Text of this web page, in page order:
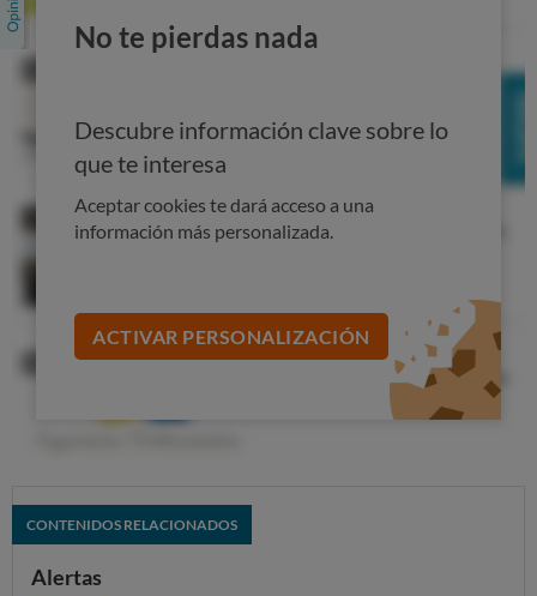
No te pierdas nada
Descubre información clave sobre lo
que te interesa
Aceptar cookies te dará acceso a una
información más personalizada.
ACTIVAR PERSONALIZACIÓN
CONTENIDOS RELACIONADOS
Alertas